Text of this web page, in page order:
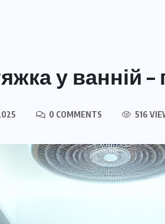
у ванній –
0 COMMENTS 516